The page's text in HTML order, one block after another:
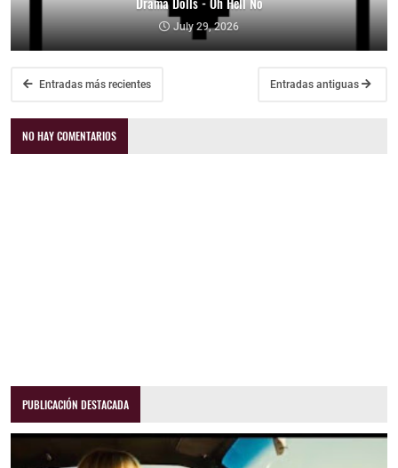
July 29, 2026
Entradas más recientes Entradas antiguas
NO HAY COMENTARIOS
PUBLICACIÓN DESTACADA